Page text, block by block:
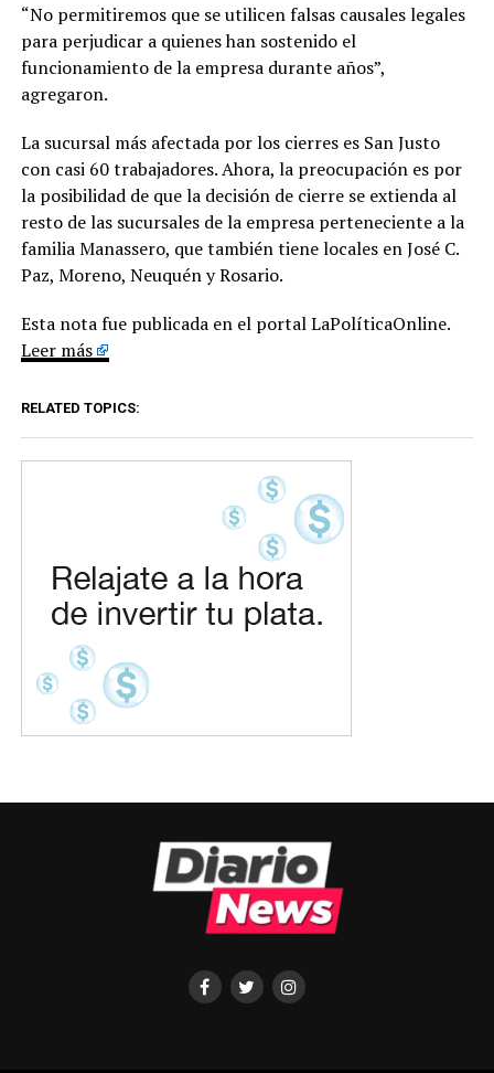
“No permitiremos que se utilicen falsas causales legales
para perjudicar a quienes han sostenido el
funcionamiento de la empresa durante años”,
agregaron.
La sucursal más afectada por los cierres es San Justo
con casi 60 trabajadores. Ahora, la preocupación es por
la posibilidad de que la decisión de cierre se extienda al
resto de las sucursales de la empresa perteneciente a la
familia Manassero, que también tiene locales en José C.
Paz, Moreno, Neuquén y Rosario.
Esta nota fue publicada en el portal LaPolíticaOnline.
Leer más
RELATED TOPICS: